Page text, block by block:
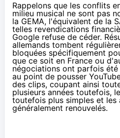
Rappelons que les conflits
milieu musical ne sont pas
la GEMA, l'équivalent de la
telles revendications
Google refuse de céder.
allemands tombent
bloquées spécifiquement
que ce soit en France ou
négociations ont parfois
au point de pousser
des clips, coupant ainsi
plusieurs années toutefois,
toutefois plus simples et les
généralement renouvelés.